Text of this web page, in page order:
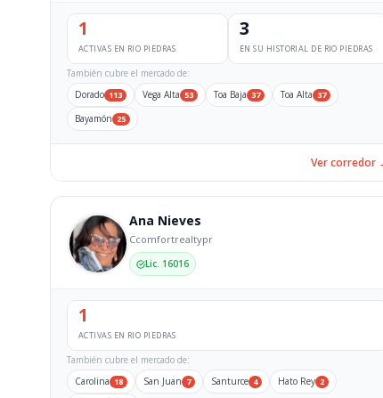
1
ACTIVAS EN RIO PIEDRAS
3
EN SU HISTORIAL DE RIO PIEDRAS
También cubre el mercado de:
Dorado 113 Vega Alta 53 Toa Baja 37 Toa Alta 37
Bayamón 25
Ver corredor
Ana Nieves
Ccomfortrealtypr
Lic. 16016
1
ACTIVAS EN RIO PIEDRAS
También cubre el mercado de:
Carolina 18 San Juan 7 Santurce 4 Hato Rey 2